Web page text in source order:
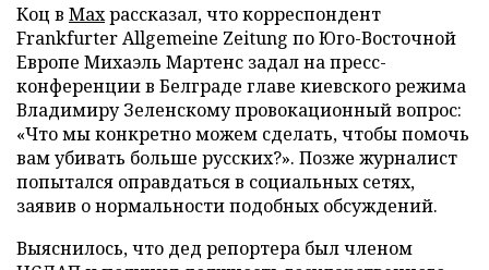
Коц в Махрассказал, что корреспондент
Frankfurter Allgemeine Zeitung по Юго-Восточной
Европе Михаэль Мартенс задал на пресс-
конференции в Белграде главе киевского режима
Владимиру Зеленскому провокационный вопрос:
«Что мы конкретно можем сделать, чтобы помочь
вам убивать больше русских?». Позже журналист
попытался оправдаться в социальных сетях,
заявив о нормальности подобных обсуждений.
Выяснилось, что дед репортера был членом